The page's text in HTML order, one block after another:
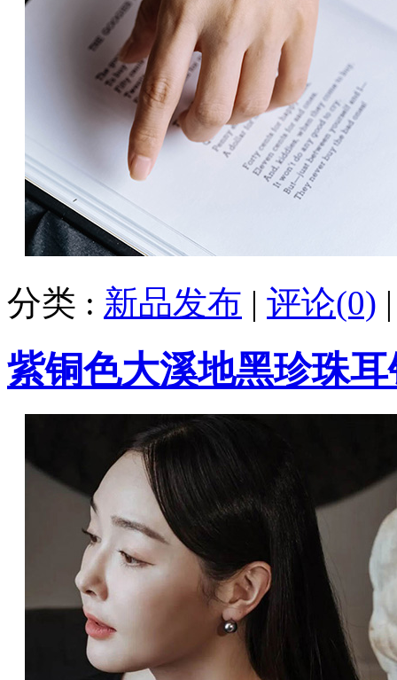
分类 : 新品发布 | 评论(0)
紫铜色大溪地黑珍珠耳